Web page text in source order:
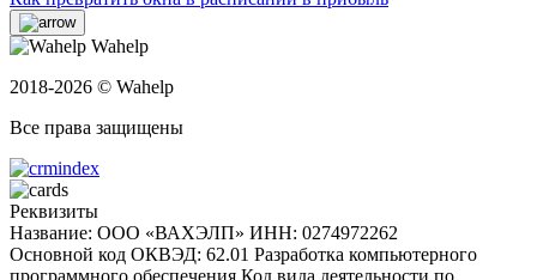
Wahelp
2018-2026 © Wahelp
Все права защищены
Реквизиты
Название: ООО «ВАХЭЛП» ИНН: 0274972262
Основной код ОКВЭД: 62.01 Разработка компьютерного